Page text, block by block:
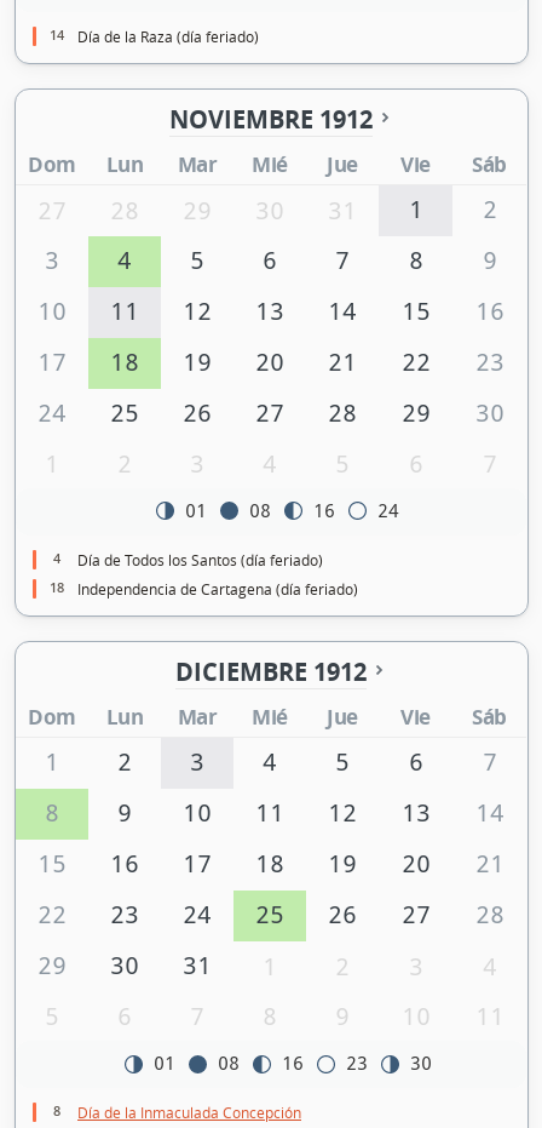
14 Día de la Raza (día feriado)
NOVIEMBRE 1912
Dom Lun Mar Mié Jue Vie Sáb
27 28 29 30 31 1
2
3
4 5 6 7 8
9
10
11 12 13 14 15
16
17
18 19 20 21 22
23
24
25 26 27 28 29
30
1
2 3 4 5 6 7
01 08 16 24
4 Día de Todos los Santos (día feriado)
18 Independencia de Cartagena (día feriado)
DICIEMBRE 1912
Dom Lun Mar Mié Jue Vie Sáb
1 2 3 4 5 6
7
8
9 10 11 12 13
14
15
16 17 18 19 20
21
22
23 24 25 26 27
28
29
30 31 1 2 3
4
5
6 7 8 9 10 11
01 08 16 23 30
8 Día de la Inmaculada Concepción